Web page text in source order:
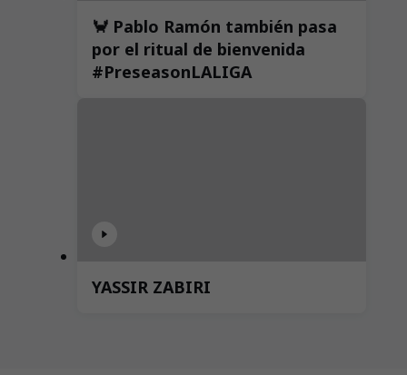
🦀 Pablo Ramón también pasa
por el ritual de bienvenida
#PreseasonLALIGA
YASSIR ZABIRI